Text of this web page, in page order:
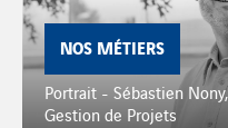
NOS MÉTIERS
Portrait - Sébastien
Gestion de Projets